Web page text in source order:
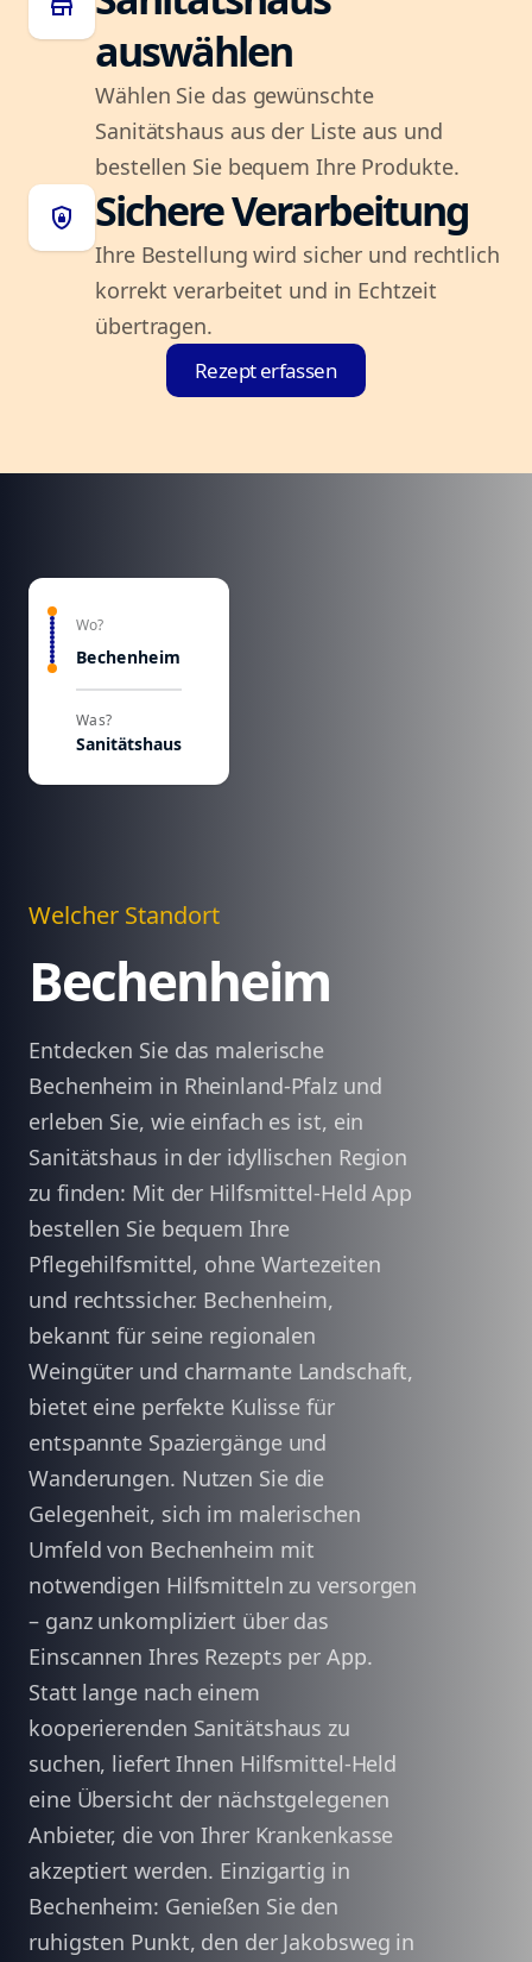
auswählen
Wählen Sie das gewünschte
Sanitätshaus aus der Liste aus und
bestellen Sie bequem Ihre Produkte.
shield_lock Sichere Verarbeitung
Ihre Bestellung wird sicher und rechtlich
korrekt verarbeitet und in Echtzeit
übertragen.
Rezept erfassen
Wo?
Bechenheim
Was?
Sanitätshaus
Welcher Standort
Bechenheim
Entdecken Sie das malerische
Bechenheim in Rheinland-Pfalz und
erleben Sie, wie einfach es ist, ein
Sanitätshaus in der idyllischen Region
zu finden: Mit der Hilfsmittel-Held App
bestellen Sie bequem Ihre
Pflegehilfsmittel, ohne Wartezeiten
und rechtssicher. Bechenheim,
bekannt für seine regionalen
Weingüter und charmante Landschaft,
bietet eine perfekte Kulisse für
entspannte Spaziergänge und
Wanderungen. Nutzen Sie die
Gelegenheit, sich im malerischen
Umfeld von Bechenheim mit
notwendigen Hilfsmitteln zu versorgen
– ganz unkompliziert über das
Einscannen Ihres Rezepts per App.
Statt lange nach einem
kooperierenden Sanitätshaus zu
suchen, liefert Ihnen Hilfsmittel-Held
eine Übersicht der nächstgelegenen
Anbieter, die von Ihrer Krankenkasse
akzeptiert werden. Einzigartig in
Bechenheim: Genießen Sie den
ruhigsten Punkt, den der Jakobsweg in